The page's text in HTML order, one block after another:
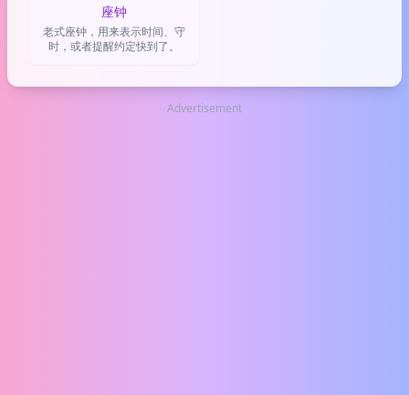
座钟
老式座钟，用来表示时间、守
时，或者提醒约定快到了。
Advertisement